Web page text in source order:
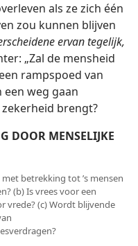
als ze zich één
zou kunnen blijven
ervan tegelijk,
„Zal de mensheid
rampspoed van
weg gaan
brengt?
DOOR MENSELIJKE
betrekking tot ’s mensen
(b) Is vrees voor een
vrede? (c) Wordt blijvende